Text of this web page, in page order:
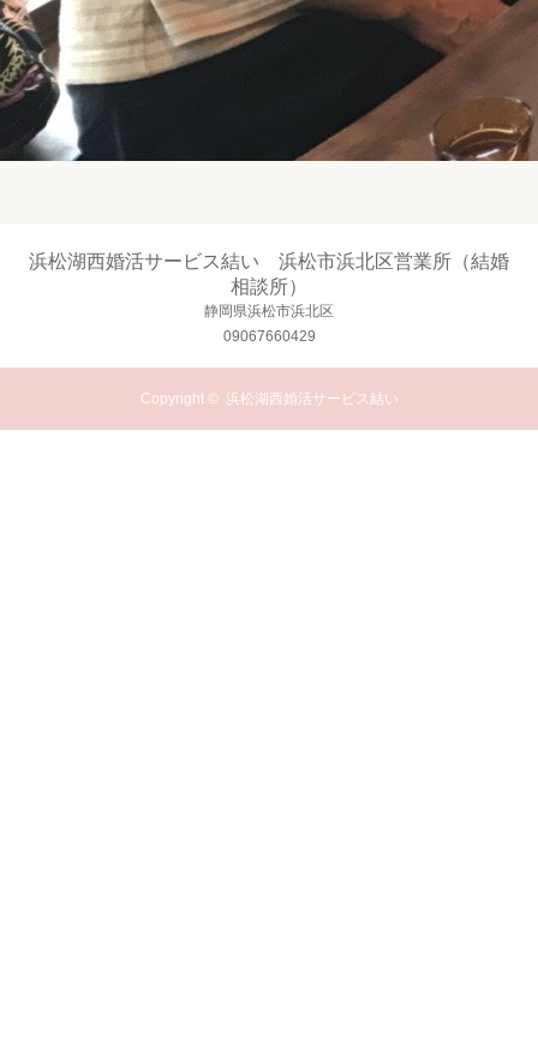
浜松湖西婚活サービス結い 浜松市浜北区営業所（結婚
相談所）
静岡県浜松市浜北区
09067660429
Copyright © 浜松湖西婚活サービス結い